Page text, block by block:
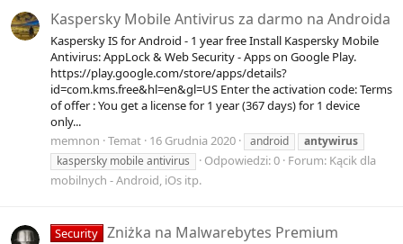
Kaspersky Mobile Antivirus za darmo na Androida
Kaspersky IS for Android - 1 year free Install Kaspersky Mobile
Antivirus: AppLock & Web Security - Apps on Google Play.
https://play.google.com/store/apps/details?
id=com.kms.free&hl=en&gl=US Enter the activation code: Terms
of offer : You get a license for 1 year (367 days) for 1 device
only...
memnon Temat 16 Grudnia 2020 android
antywirus
kaspersky mobile antivirus
Odpowiedzi: 0 Forum: Kącik dla
mobilnych - Android, iOs itp.
Security Zniżka na Malwarebytes Premium